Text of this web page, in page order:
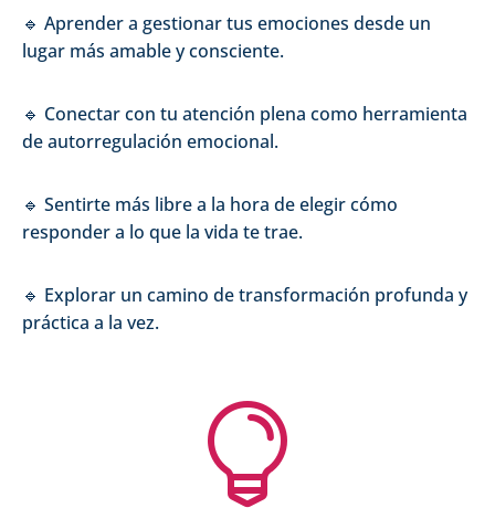
🔹 Aprender a gestionar tus emociones desde un
lugar más amable y consciente.
🔹 Conectar con tu atención plena como herramienta
de autorregulación emocional.
🔹 Sentirte más libre a la hora de elegir cómo
responder a lo que la vida te trae.
🔹 Explorar un camino de transformación profunda y
práctica a la vez.
